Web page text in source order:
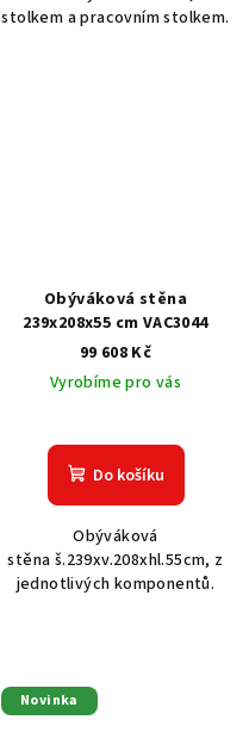
stolkem a pracovním stolkem.
Obýváková stěna
239x208x55 cm VAC3044
99 608 Kč
Vyrobíme pro vás
Do košíku
Obýváková
stěna š.239xv.208xhl.55cm, z
jednotlivých komponentů.
Novinka